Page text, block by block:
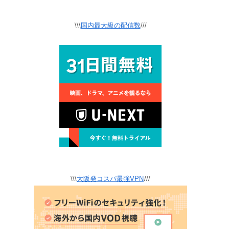
\\\国内最大級の配信数///
\\\大阪発コスパ最強VPN///